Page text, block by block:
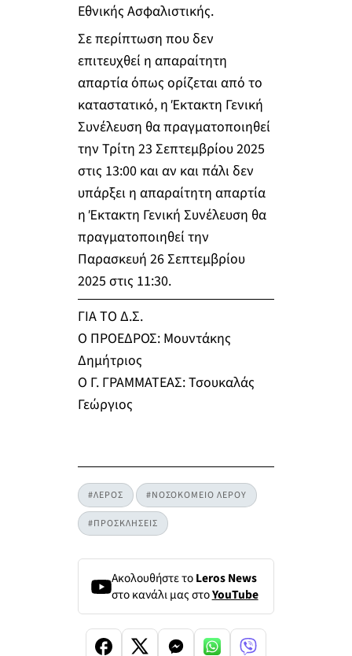
Εθνικής Ασφαλιστικής.
Σε περίπτωση που δεν
επιτευχθεί η απαραίτητη
απαρτία όπως ορίζεται από το
καταστατικό, η Έκτακτη Γενική
Συνέλευση θα πραγματοποιηθεί
την Τρίτη 23 Σεπτεμβρίου 2025
στις 13:00 και αν και πάλι δεν
υπάρξει η απαραίτητη απαρτία
η Έκτακτη Γενική Συνέλευση θα
πραγματοποιηθεί την
Παρασκευή 26 Σεπτεμβρίου
2025 στις 11:30.
ΓΙΑ ΤΟ Δ.Σ.
Ο ΠΡΟΕΔΡΟΣ: Μουντάκης
Δημήτριος
Ο Γ. ΓΡΑΜΜΑΤΕΑΣ: Τσουκαλάς
Γεώργιος
#ΛΕΡΟΣ #ΝΟΣΟΚΟΜΕΙΟ ΛΕΡΟΥ
#ΠΡΟΣΚΛΗΣΕΙΣ
Ακολουθήστε τοLeros News
στο κανάλι μας στοYouTube